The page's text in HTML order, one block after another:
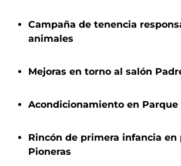
Campaña de tenencia
animales
Mejoras en torno al salón
Acondicionamiento en Parque
Rincón de primera infancia en
Pioneras